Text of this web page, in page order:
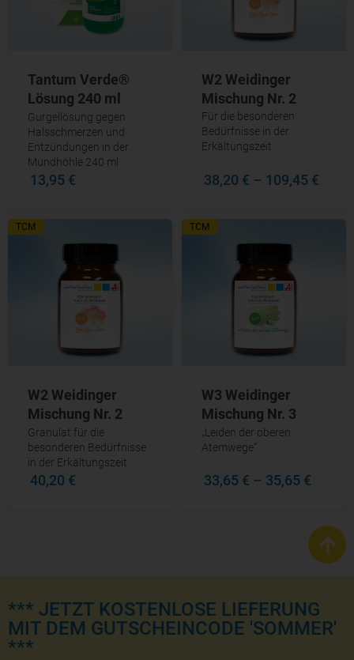
Tantum Verde®
Lösung 240 ml
Gurgellösung gegen
Halsschmerzen und
Entzündungen in der
Mundhöhle 240 ml
13,95 €
W2 Weidinger
Mischung Nr. 2
Für die besonderen
Bedürfnisse in der
Erkältungszeit
38,20 € – 109,45 €
TCM
W2 Weidinger
Mischung Nr. 2
Granulat für die
besonderen Bedürfnisse
in der Erkältungszeit
40,20 €
TCM
W3 Weidinger
Mischung Nr. 3
„Leiden der oberen
Atemwege“
33,65 € – 35,65 €
*** JETZT KOSTENLOSE LIEFERUNG
MIT DEM GUTSCHEINCODE 'SOMMER'
***